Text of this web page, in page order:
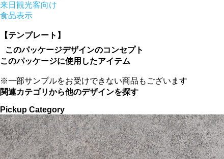
来日観光客向け
食品表示
【テンプレート】
このパッケージデザインのコンセプト
このパッケージに使用したアイテム
※一部サンプルをお受けできない商品もございます
関連カテゴリから他のデザインを探す
Pickup Category